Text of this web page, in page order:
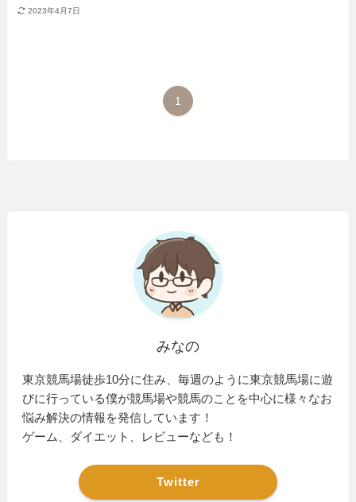
2023年4月7日
1
みなの
東京競馬場徒歩10分に住み、毎週のように東京競馬場に遊
びに行っている僕が競馬場や競馬のことを中心に様々なお
悩み解決の情報を発信しています！
ゲーム、ダイエット、レビューなども！
Twitter